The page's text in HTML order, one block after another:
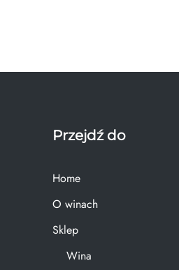
Przejdź do
Home
O winach
Sklep
Wina